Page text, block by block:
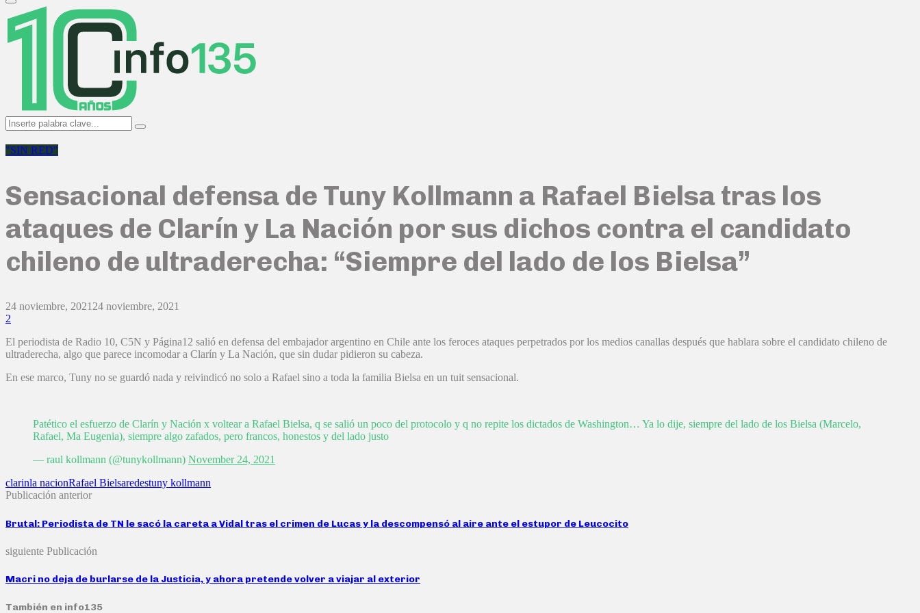
Primary
Menu
Search
for:
Search
"SIN RED"
Sensacional defensa de Tuny Kollmann a Rafael Bielsa tras los
ataques de Clarín y La Nación por sus dichos contra el candidato
chileno de ultraderecha: “Siempre del lado de los Bielsa”
24 noviembre, 2021 24 noviembre, 2021
2
El periodista de Radio 10, C5N y Página12 salió en defensa del embajador argentino en Chile ante los feroces ataques perpetrados por los medios canallas después que hablara sobre el candidato chileno de
ultraderecha, algo que parece incomodar a Clarín y La Nación, que sin dudar pidieron su cabeza.
En ese marco, Tuny no se guardó nada y reivindicó no solo a Rafael sino a toda la familia Bielsa en un tuit sensacional.
Patético el esfuerzo de Clarín y Nación x voltear a Rafael Bielsa, q se salió un poco del protocolo y q no repite los dictados de Washington… Ya lo dije, siempre del lado de los Bielsa (Marcelo,
Rafael, Ma Eugenia), siempre algo zafados, pero francos, honestos y del lado justo
— raul kollmann (@tunykollmann) November 24, 2021
clarinla nacionRafael Bielsaredestuny kollmann
Publicación anterior
Brutal: Periodista de TN le sacó la careta a Vidal tras el crimen de Lucas y la descompensó al aire ante el estupor de Leucocito
siguiente Publicación
Macri no deja de burlarse de la Justicia, y ahora pretende volver a viajar al exterior
También en info135